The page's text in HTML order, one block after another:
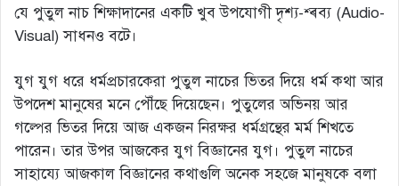
যে পুতুল নাচ শিক্ষাদানের একটি খুব উপযোগী দৃশ্য-শ্ৰব্য (Audio-
Visual) সাধনও বটে।
যুগ যুগ ধরে ধর্মপ্রচারকেরা পুতুল নাচের ভিতর দিয়ে ধর্ম কথা আর
উপদেশ মানুষের মনে পৌঁছে দিয়েছেন। পুতুলের অভিনয় আর
গল্পের ভিতর দিয়ে আজ একজন নিরক্ষর ধর্মগ্রন্থের মর্ম শিখতে
পারেন। তার উপর আজকের যুগ বিজ্ঞানের যুগ। পুতুল নাচের
সাহায্যে আজকাল বিজ্ঞানের কথাগুলি অনেক সহজে মানুষকে বলা